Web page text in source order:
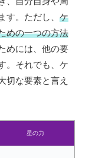
す。ただし、 ケ
めの一つの方法
めには、他の要
。それでも、ケ
切な要素と言え
星の力